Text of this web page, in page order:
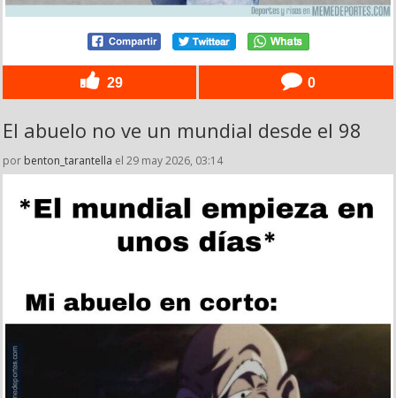
29 0
El abuelo no ve un mundial desde el 98
por benton_tarantella el 29 may 2026, 03:14